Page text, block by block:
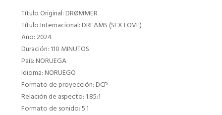
Título Original: DRØMMER
Título Internacional: DREAMS (SEX LOVE)
Año: 2024
Duración: 110 MINUTOS
País: NORUEGA
Idioma: NORUEGO
Formato de proyección: DCP
Relación de aspecto: 1.85:1
Formato de sonido: 5.1